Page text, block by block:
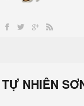
NHIÊN